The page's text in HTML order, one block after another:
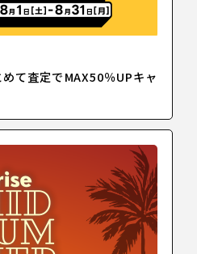
めて査定でMAX50％UPキャ